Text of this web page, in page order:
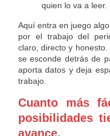
quien lo va a leer.
Aquí entra en juego
por el trabajo del
claro, directo y
se esconde detrás de
aporta datos y deja
trabajo.
Cuanto más
posibilidades
avance.